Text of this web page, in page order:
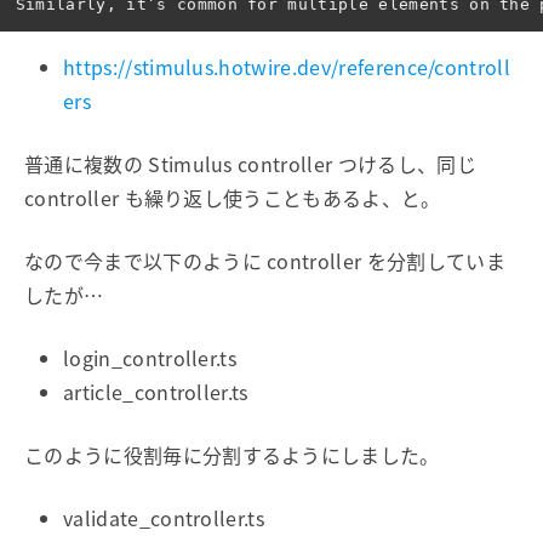
https://stimulus.hotwire.dev/reference/controll
ers
普通に複数の Stimulus controller つけるし、同じ
controller も繰り返し使うこともあるよ、と。
なので今まで以下のように controller を分割していま
したが…
login_controller.ts
article_controller.ts
このように役割毎に分割するようにしました。
validate_controller.ts